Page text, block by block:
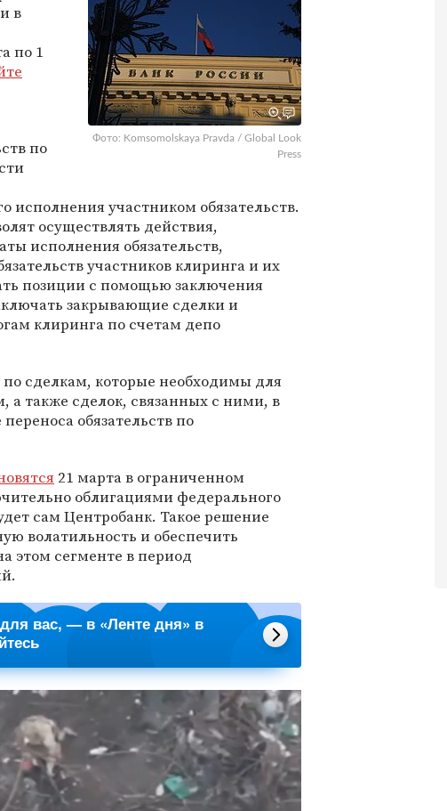
Фото: Komsomolskaya Pravda / Global Look
Press
в
по 1
по
участником обязательств.
осуществлять действия,
исполнения обязательств,
участников клиринга и их
позиции с помощью заключения
закрывающие сделки и
клиринга по счетам депо
сделкам, которые необходимы для
а также сделок, связанных с ними, в
обязательств по
21 марта в ограниченном
облигациями федерального
сам Центробанк. Такое решение
волатильность и обеспечить
этом сегменте в период
вас, — в «Ленте дня» в